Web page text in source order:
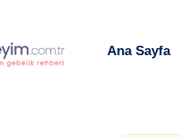
Ana Sayfa